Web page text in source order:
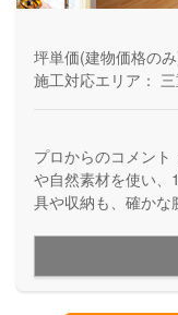
坪単価(建物価格のみ
施工対応エリア：
プロからのコメント
や自然素材を使い、
具や収納も、確かな
エコで健康的であ
りです。